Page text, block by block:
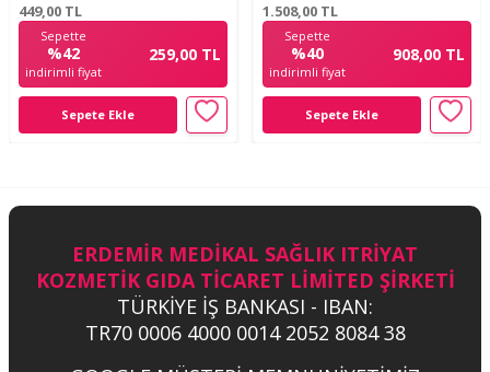
449,00 TL
Sepette
%42
indirimli fiyat
259,00 TL
Sepete Ekle
1.508,00 TL
Sepette
%40
indirimli fiyat
908,00 TL
Sepete Ekle
ERDEMİR MEDİKAL SAĞLIK ITRİYAT
KOZMETİK GIDA TİCARET LİMİTED ŞİRKETİ
TÜRKİYE İŞ BANKASI - IBAN:
TR70 0006 4000 0014 2052 8084 38